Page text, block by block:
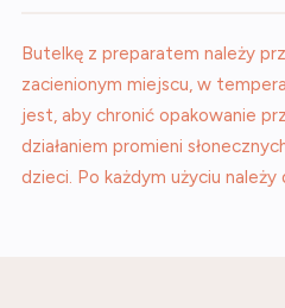
Butelkę z preparatem należy
zacienionym miejscu, w
jest, aby chronić opakowanie
działaniem promieni
dzieci. Po każdym użyciu należy